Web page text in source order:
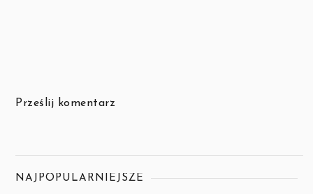
Prześlij komentarz
NAJPOPULARNIEJSZE